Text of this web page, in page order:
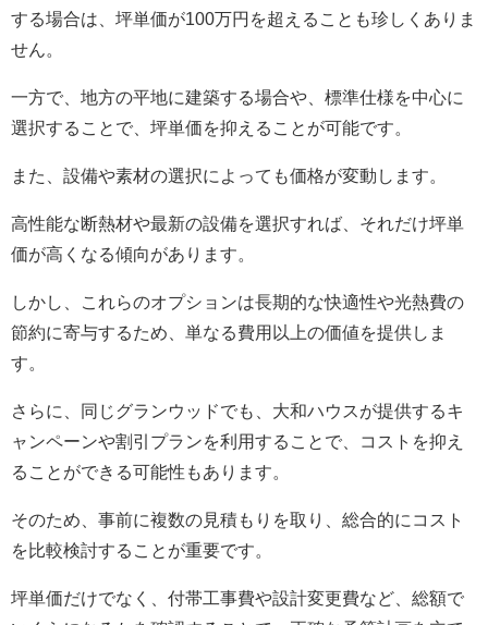
する場合は、坪単価が100万円を超えることも珍しくありま
せん。
一方で、地方の平地に建築する場合や、標準仕様を中心に
選択することで、坪単価を抑えることが可能です。
また、設備や素材の選択によっても価格が変動します。
高性能な断熱材や最新の設備を選択すれば、それだけ坪単
価が高くなる傾向があります。
しかし、これらのオプションは長期的な快適性や光熱費の
節約に寄与するため、単なる費用以上の価値を提供しま
す。
さらに、同じグランウッドでも、大和ハウスが提供するキ
ャンペーンや割引プランを利用することで、コストを抑え
ることができる可能性もあります。
そのため、事前に複数の見積もりを取り、総合的にコスト
を比較検討することが重要です。
坪単価だけでなく、付帯工事費や設計変更費など、総額で